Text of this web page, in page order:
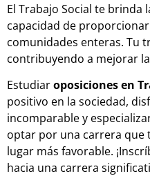
El Trabajo Social te brinda
capacidad de
comunidades enteras. Tu
contribuyendo a mejorar
Estudiaroposiciones en
positivo en la sociedad,
incomparable y
optar por una carrera que
lugar más favorable.
hacia una carrera